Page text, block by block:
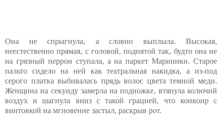
Она не спрыгнула, а словно выплыла. Высокая,
неестественно прямая, с головой, поднятой так, будто она не
на грязный перрон ступала, а на паркет Мариинки. Старое
пальто сидело на ней как театральная накидка, а из-под
серого платка выбивалась прядь волос цвета темной меди.
Женщина на секунду замерла на подножке, втянула колючий
воздух и шагнула вниз с такой грацией, что конвоир с
винтовкой на мгновение застыл, раскрыв рот.